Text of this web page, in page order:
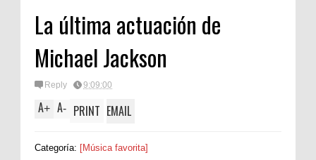
La última actuación de
Michael Jackson
Reply 9:09:00
A+ A- PRINT EMAIL
Categoría: [Música favorita]